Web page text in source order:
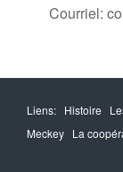
Courriel:
Liens: Histoire
Meckey La